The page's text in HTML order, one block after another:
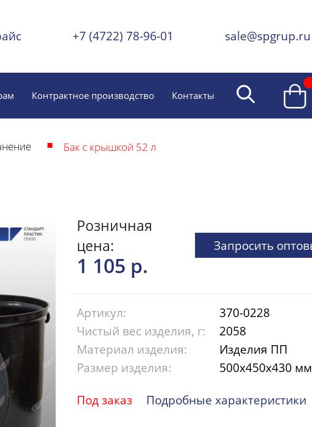
+7 (4722) 78-96-01 sale@spgrup.ru
Контрактное производство Контакты
Бак с крышкой 52 л
Розничная
цена:
1 105 р.
Запросить
Артикул:
370-0228
Чистый вес изделия, г:
2058
Материал изделия:
Изделия ПП
Размер изделия:
500х450х430 мм
Под заказ Подробные характеристики